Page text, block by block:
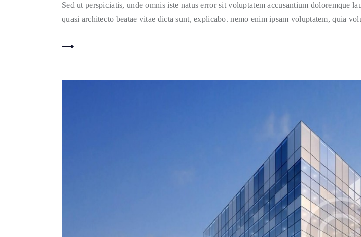
Sed ut perspiciatis, unde omnis iste natus error sit voluptatem accusantium doloremque
quasi architecto beatae vitae dicta sunt, explicabo. nemo enim ipsam voluptatem, quia